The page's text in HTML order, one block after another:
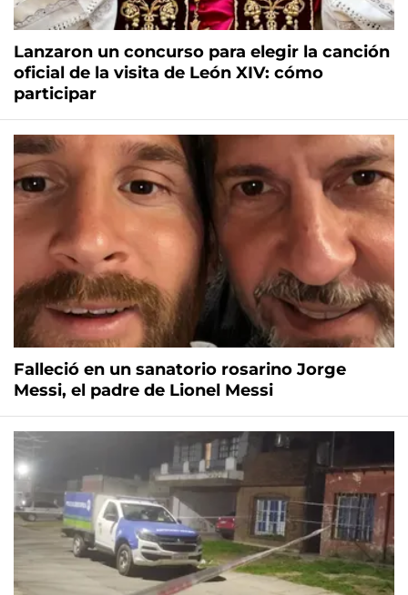
Lanzaron un concurso para elegir la canción
oficial de la visita de León XIV: cómo
participar
Falleció en un sanatorio rosarino Jorge
Messi, el padre de Lionel Messi